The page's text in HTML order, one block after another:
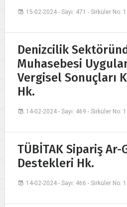
15-02-2024 - Sayı: 471 - Sirküler No:
Denizcilik
Muhasebesi
Vergisel Sonuçları
Hk.
14-02-2024 - Sayı: 469 - Sirküler No:
TÜBİTAK Sipariş Ar-
Destekleri Hk.
14-02-2024 - Sayı: 466 - Sirküler No: